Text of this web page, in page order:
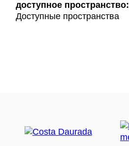
доступное пространство:
Доступные пространства